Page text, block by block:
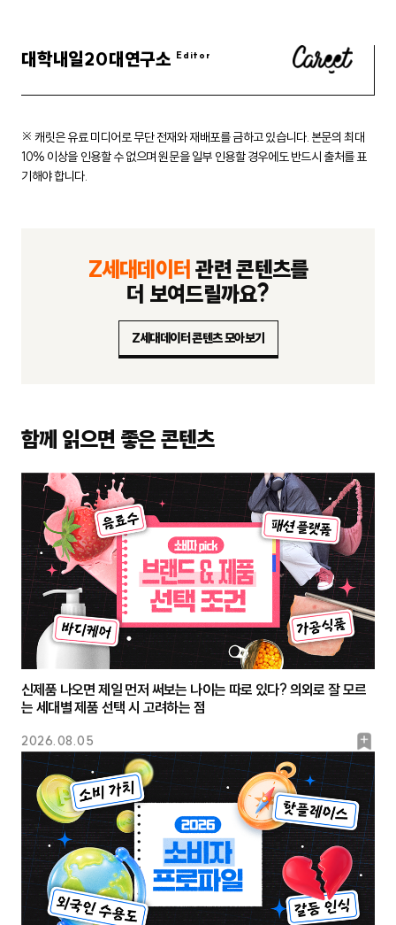
대학내일20대연구소
※ 캐릿은 유료 미디어로 무단 전재와 재배포를 금하고 있습니다. 본문의 최대
10% 이상을 인용할 수 없으며 원문을 일부 인용할 경우에도반드시 출처를 표
기해야 합니다.
Z세대데이터 관련 콘텐츠를
더 보여드릴까요?
Z세대데이터 콘텐츠 모아보기
함께 읽으면 좋은 콘텐츠
2026.08.05
북
마
크
신제품 나오면 제일 먼저 써보는 나이는 따로 있다? 의외로 잘 모르
는 세대별 제품 선택 시 고려하는 점